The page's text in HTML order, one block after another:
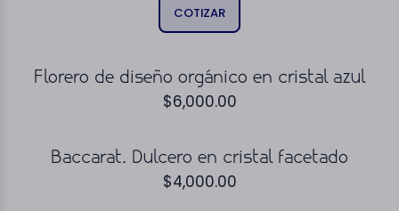
COTIZAR
Florero de diseño orgánico en cristal azul
$6,000.00
Baccarat. Dulcero en cristal facetado
$4,000.00